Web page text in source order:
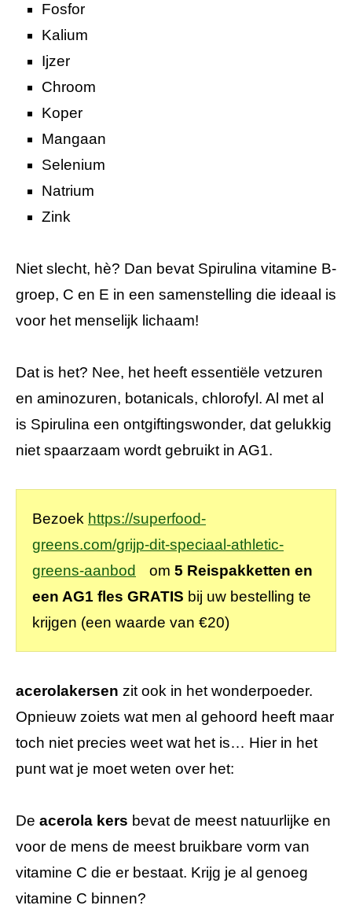
Fosfor
Kalium
Ijzer
Chroom
Koper
Mangaan
Selenium
Natrium
Zink
Niet slecht, hè? Dan bevat Spirulina vitamine B-
groep, C en E in een samenstelling die ideaal is
voor het menselijk lichaam!
Dat is het? Nee, het heeft essentiële vetzuren
en aminozuren, botanicals, chlorofyl. Al met al
is Spirulina een ontgiftingswonder, dat gelukkig
niet spaarzaam wordt gebruikt in AG1.
Bezoek https://superfood-
greens.com/grijp-dit-speciaal-athletic-
greens-aanbod
om 5 Reispakketten en
een AG1 fles GRATIS bij uw bestelling te
krijgen (een waarde van €20)
acerolakersen zit ook in het wonderpoeder.
Opnieuw zoiets wat men al gehoord heeft maar
toch niet precies weet wat het is… Hier in het
punt wat je moet weten over het:
De acerola kers bevat de meest natuurlijke en
voor de mens de meest bruikbare vorm van
vitamine C die er bestaat. Krijg je al genoeg
vitamine C binnen?